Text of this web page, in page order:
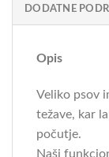
DODATNE
Opis
Veliko psov
težave, kar
počutje.
Naši